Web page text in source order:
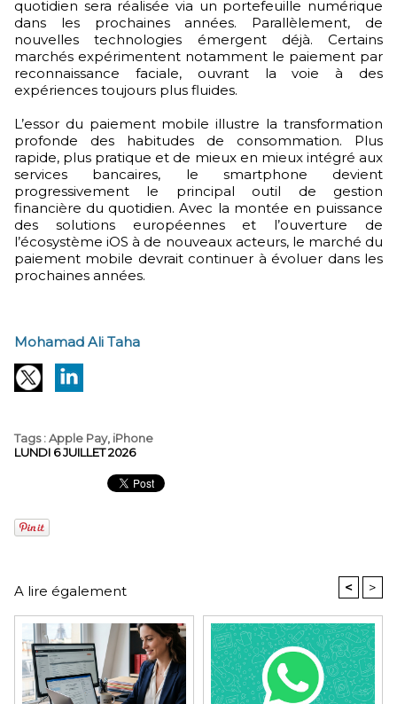
quotidien sera réalisée via un portefeuille numérique
dans les prochaines années. Parallèlement, de
nouvelles technologies émergent déjà. Certains
marchés expérimentent notamment le paiement par
reconnaissance faciale, ouvrant la voie à des
expériences toujours plus fluides.
L’essor du paiement mobile illustre la transformation
profonde des habitudes de consommation. Plus
rapide, plus pratique et de mieux en mieux intégré aux
services bancaires, le smartphone devient
progressivement le principal outil de gestion
financière du quotidien. Avec la montée en puissance
des solutions européennes et l’ouverture de
l’écosystème iOS à de nouveaux acteurs, le marché du
paiement mobile devrait continuer à évoluer dans les
prochaines années.
Mohamad Ali Taha
Tags:Apple Pay, iPhone
LUNDI 6 JUILLET 2026
A lire également < >